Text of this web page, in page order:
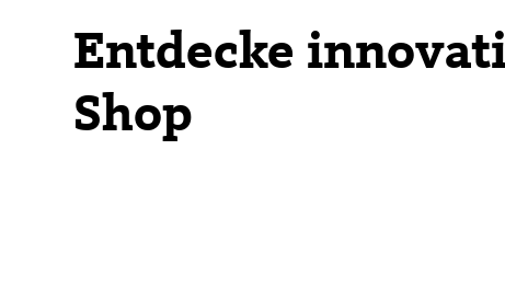
Entdecke
Shop